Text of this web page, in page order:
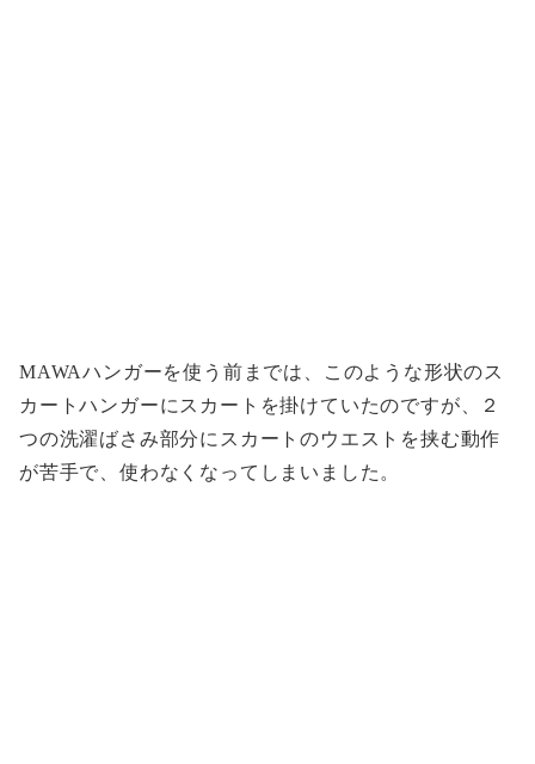
MAWAハンガーを使う前までは、このような形状のス
カートハンガーにスカートを掛けていたのですが、２
つの洗濯ばさみ部分にスカートのウエストを挟む動作
が苦手で、使わなくなってしまいました。